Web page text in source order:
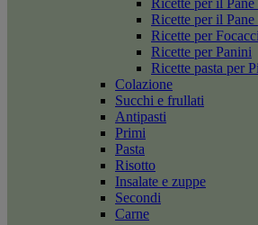
Ricette per il
Ricette per il
Ricette per
Ricette per Panini
Ricette pasta per
Colazione
Succhi e frullati
Antipasti
Primi
Pasta
Risotto
Insalate e zuppe
Secondi
Carne